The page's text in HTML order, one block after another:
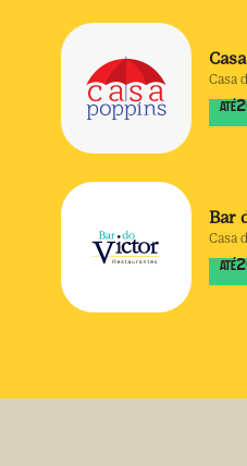
Casa
ATÉ
Bar
Casa
ATÉ